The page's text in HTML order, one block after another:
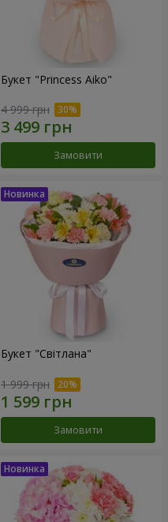
Букет "Princess Aiko"
4 999 грн
Замовити
Букет "Світлана"
1 999 грн
Замовити